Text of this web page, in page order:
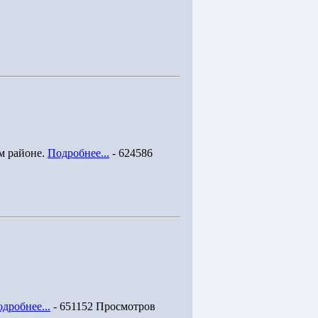
районе. Подробнее... - 624586
- 651152 Просмотров